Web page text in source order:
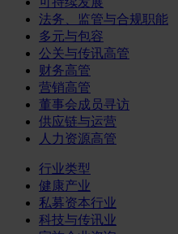
法务、监管与合规职能
多元与包容
公关与传讯高管
财务高管
营销高管
董事会成员寻访
供应链与运营
人力资源高管
行业类型
健康产业
私募资本行业
科技与传讯业